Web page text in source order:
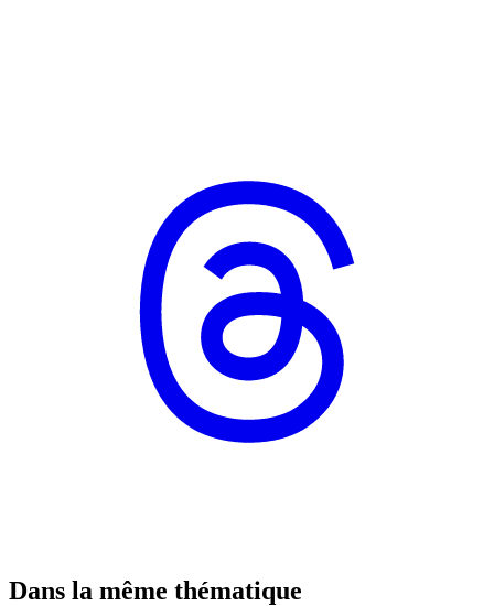
Dans la même thématique